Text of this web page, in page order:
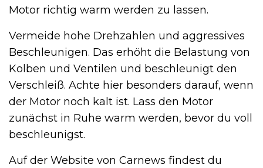
Motor richtig warm werden zu lassen.
Vermeide hohe Drehzahlen und aggressives
Beschleunigen. Das erhöht die Belastung von
Kolben und Ventilen und beschleunigt den
Verschleiß. Achte hier besonders darauf, wenn
der Motor noch kalt ist. Lass den Motor
zunächst in Ruhe warm werden, bevor du voll
beschleunigst.
Auf der Website von Carnews findest du